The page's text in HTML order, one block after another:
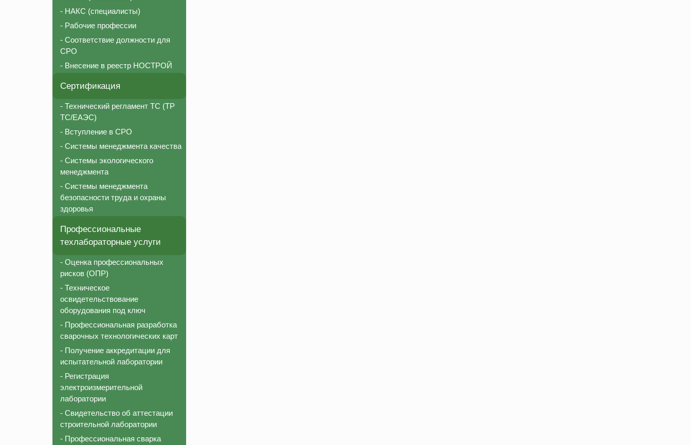
- НАКС (специалисты)
- Рабочие профессии
- Соответствие должности для
СРО
- Внесение в реестр НОСТРОЙ
Сертификация
- Технический регламент ТС (ТР
ТС/ЕАЭС)
- Вступление в СРО
- Системы менеджмента качества
- Системы экологического
менеджмента
- Системы менеджмента
безопасности труда и охраны
здоровья
Профессиональные
техлабораторные услуги
- Оценка профессиональных
рисков (ОПР)
- Техническое
освидетельствование
оборудования под ключ
- Профессиональная разработка
сварочных технологических карт
- Получение аккредитации для
испытательной лаборатории
- Регистрация
электроизмерительной
лаборатории
- Свидетельство об аттестации
строительной лаборатории
- Профессиональная сварка